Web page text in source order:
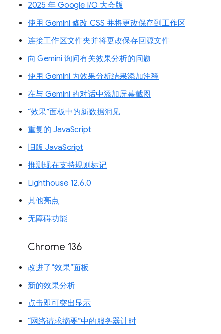
2025 年 Google I/O 大会版
使用 Gemini 修改 CSS 并将更改保存到工作区
连接工作区文件夹并将更改保存回源文件
向 Gemini 询问有关效果分析的问题
使用 Gemini 为效果分析结果添加注释
在与 Gemini 的对话中添加屏幕截图
“效果”面板中的新数据洞见
重复的 JavaScript
旧版 JavaScript
推测现在支持规则标记
Lighthouse 12.6.0
其他亮点
无障碍功能
Chrome 136
改进了“效果”面板
新的效果分析
点击即可突出显示
“网络请求摘要”中的服务器计时